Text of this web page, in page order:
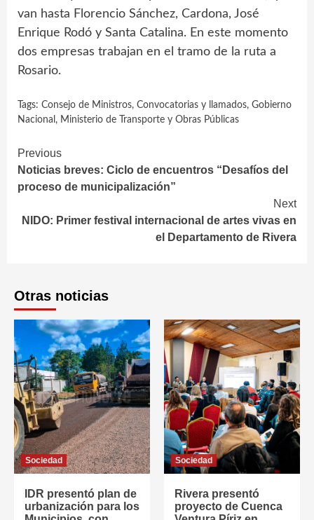
van hasta Florencio Sánchez, Cardona, José
Enrique Rodó y Santa Catalina. En este momento
dos empresas trabajan en el tramo de la ruta a
Rosario.
Tags: Consejo de Ministros, Convocatorias y llamados, Gobierno
Nacional , Ministerio de Transporte y Obras Públicas
Continue
Reading
Previous
Noticias breves: Ciclo de encuentros “Desafíos del
proceso de municipalización”
Next
NIDO: Primer festival internacional de artes vivas en
el Departamento de Rivera
Otras noticias
Sociedad
IDR presentó plan de
urbanización para los
Sociedad
Rivera presentó
proyecto de Cuenca